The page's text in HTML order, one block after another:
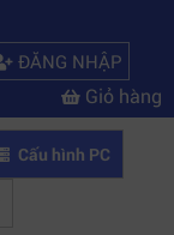
ĐĂNG NHẬP
Giỏ hàng
Cấu hình PC